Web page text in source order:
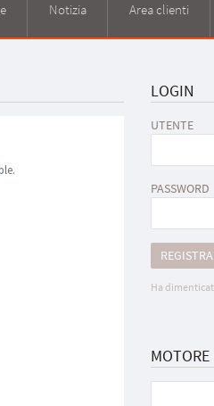
Notizia Area clienti
LOGIN
UTENTE
PASSWORD
Ha
MOTORE